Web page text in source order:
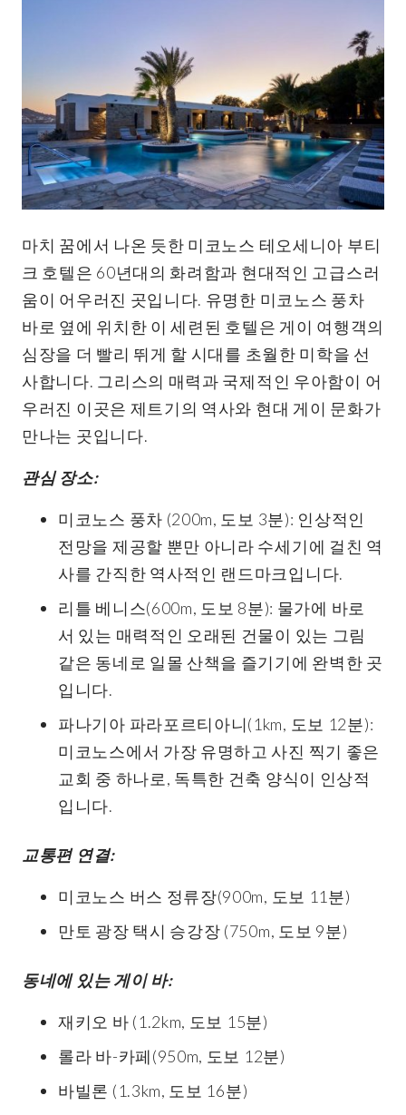
마치 꿈에서 나온 듯한 미코노스 테오세니아 부티
크 호텔은 60년대의 화려함과 현대적인 고급스러
움이 어우러진 곳입니다. 유명한 미코노스 풍차
바로 옆에 위치한 이 세련된 호텔은 게이 여행객의
심장을 더 빨리 뛰게 할 시대를 초월한 미학을 선
사합니다. 그리스의 매력과 국제적인 우아함이 어
우러진 이곳은 제트기의 역사와 현대 게이 문화가
만나는 곳입니다.
관심 장소:
미코노스 풍차 (200m, 도보 3분): 인상적인
전망을 제공할 뿐만 아니라 수세기에 걸친 역
사를 간직한 역사적인 랜드마크입니다.
리틀 베니스(600m, 도보 8분): 물가에 바로
서 있는 매력적인 오래된 건물이 있는 그림
같은 동네로 일몰 산책을 즐기기에 완벽한 곳
입니다.
파나기아 파라포르티아니(1km, 도보 12분):
미코노스에서 가장 유명하고 사진 찍기 좋은
교회 중 하나로, 독특한 건축 양식이 인상적
입니다.
교통편 연결:
미코노스 버스 정류장(900m, 도보 11분)
만토 광장 택시 승강장 (750m, 도보 9분)
동네에 있는 게이 바:
재키오 바 (1.2km, 도보 15분)
롤라 바-카페(950m, 도보 12분)
바빌론 (1.3km, 도보 16분)